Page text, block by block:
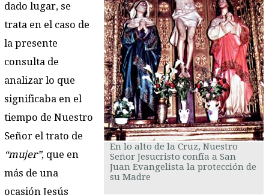
En lo alto de la Cruz, Nuestro
Señor Jesucristo confía a San
Juan Evangelista la protección de
su Madre
dado lugar, se
trata en el caso de
la presente
consulta de
analizar lo que
significaba en el
tiempo de Nuestro
Señor el trato de
“mujer”, que en
más de una
ocasión Jesús